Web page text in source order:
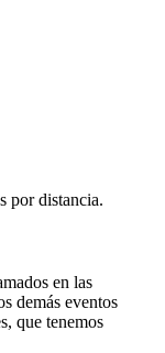
por distancia.
en las
demás eventos
que tenemos